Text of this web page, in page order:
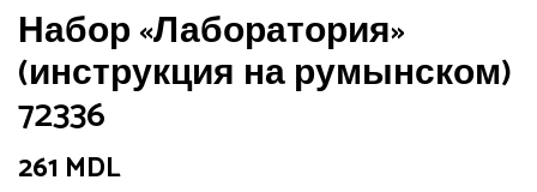
Набор «Лаборатория»
(инструкция на румынском)
72336
261 MDL